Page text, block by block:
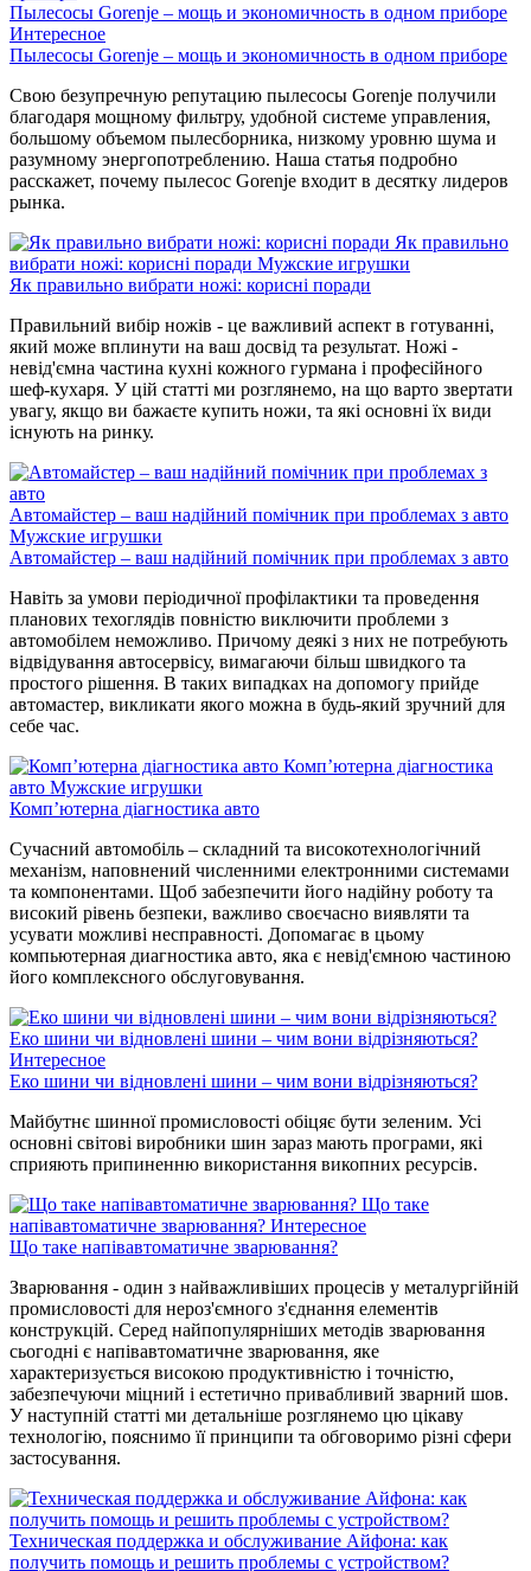
Пылесосы Gorenje – мощь и экономичность в одном приборе
Интересное
Пылесосы Gorenje – мощь и экономичность в одном приборе
Свою безупречную репутацию пылесосы Gorenje получили
благодаря мощному фильтру, удобной системе управления,
большому объемом пылесборника, низкому уровню шума и
разумному энергопотреблению. Наша статья подробно
расскажет, почему пылесос Gorenje входит в десятку лидеров
рынка.
Як правильно
вибрати ножі: корисні поради Мужские игрушки
Як правильно вибрати ножі: корисні поради
Правильний вибір ножів - це важливий аспект в готуванні,
який може вплинути на ваш досвід та результат. Ножі -
невід'ємна частина кухні кожного гурмана і професійного
шеф-кухаря. У цій статті ми розглянемо, на що варто звертати
увагу, якщо ви бажаєте купить ножи, та які основні їх види
існують на ринку.
Автомайстер – ваш надійний помічник при проблемах з авто
Мужские игрушки
Автомайстер – ваш надійний помічник при проблемах з авто
Навіть за умови періодичної профілактики та проведення
планових техоглядів повністю виключити проблеми з
автомобілем неможливо. Причому деякі з них не потребують
відвідування автосервісу, вимагаючи більш швидкого та
простого рішення. В таких випадках на допомогу прийде
автомастер, викликати якого можна в будь-який зручний для
себе час.
Комп’ютерна діагностика
авто Мужские игрушки
Комп’ютерна діагностика авто
Сучасний автомобіль – складний та високотехнологічний
механізм, наповнений численними електронними системами
та компонентами. Щоб забезпечити його надійну роботу та
високий рівень безпеки, важливо своєчасно виявляти та
усувати можливі несправності. Допомагає в цьому
компьютерная диагностика авто, яка є невід'ємною частиною
його комплексного обслуговування.
Еко шини чи відновлені шини – чим вони відрізняються?
Интересное
Еко шини чи відновлені шини – чим вони відрізняються?
Майбутнє шинної промисловості обіцяє бути зеленим. Усі
основні світові виробники шин зараз мають програми, які
сприяють припиненню використання викопних ресурсів.
Що таке
напівавтоматичне зварювання? Интересное
Що таке напівавтоматичне зварювання?
Зварювання - один з найважливіших процесів у металургійній
промисловості для нероз'ємного з'єднання елементів
конструкцій. Серед найпопулярніших методів зварювання
сьогодні є напівавтоматичне зварювання, яке
характеризується високою продуктивністю і точністю,
забезпечуючи міцний і естетично привабливий зварний шов.
У наступній статті ми детальніше розглянемо цю цікаву
технологію, пояснимо її принципи та обговоримо різні сфери
застосування.
Техническая поддержка и обслуживание Айфона: как
получить помощь и решить проблемы с устройством?